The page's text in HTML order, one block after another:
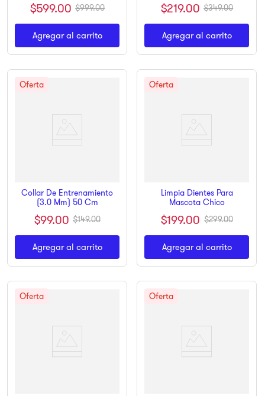
$599.00 $999.00
Agregar al carrito
$219.00 $349.00
Agregar al carrito
Collar De Entrenamiento
(3.0 Mm) 50 Cm
$99.00 $149.00
Agregar al carrito
Limpia Dientes Para
Mascota Chico
$199.00 $299.00
Agregar al carrito